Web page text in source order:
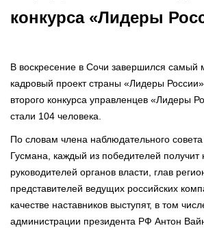
конкурса «Лидеры
В воскресение в Сочи завершился самый
кадровый проект страны «Лидеры
второго конкурса управленцев «Лидеры
стали 104 человека.
По словам члена наблюдательного
Гусмана, каждый из победителей получит
руководителей органов власти, глав
представителей ведущих российских
качестве наставников выступят, в том
администрации президента РФ Антон